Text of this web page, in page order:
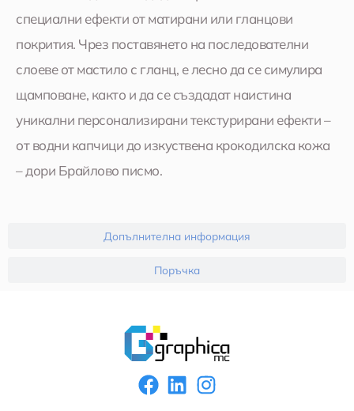
Допълнителна информация
Поръчка
специални ефекти от матирани или гланцови
покрития. Чрез поставянето на последователни
слоеве от мастило с гланц, е лесно да се симулира
щамповане, както и да се създадат наистина
уникални персонализирани текстурирани ефекти –
от водни капчици до изкуствена крокодилска кожа
– дори Брайлово писмо.
F L I